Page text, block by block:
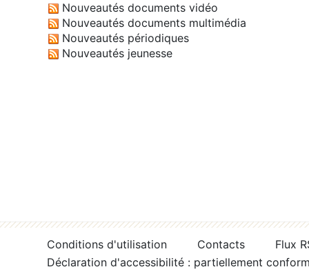
Nouveautés documents vidéo
Nouveautés documents multimédia
Nouveautés périodiques
Nouveautés jeunesse
Conditions d'utilisation Contacts
Flux
Déclaration d'accessibilité : partiellement